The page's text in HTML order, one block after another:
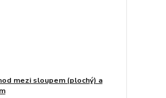
mezi sloupem (plochý) a